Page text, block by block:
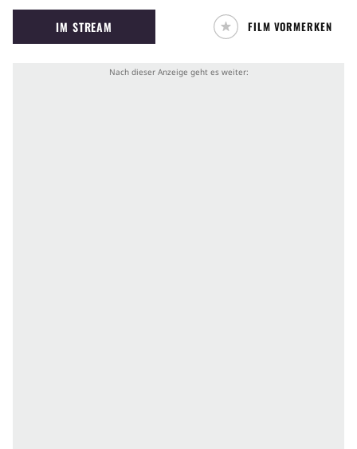
Ehemann Stellan Skarsgård zur Sünderin und
zieht sich den Hass der Provinzgemeinde auf
sich.
IM STREAM FILM VORMERKEN